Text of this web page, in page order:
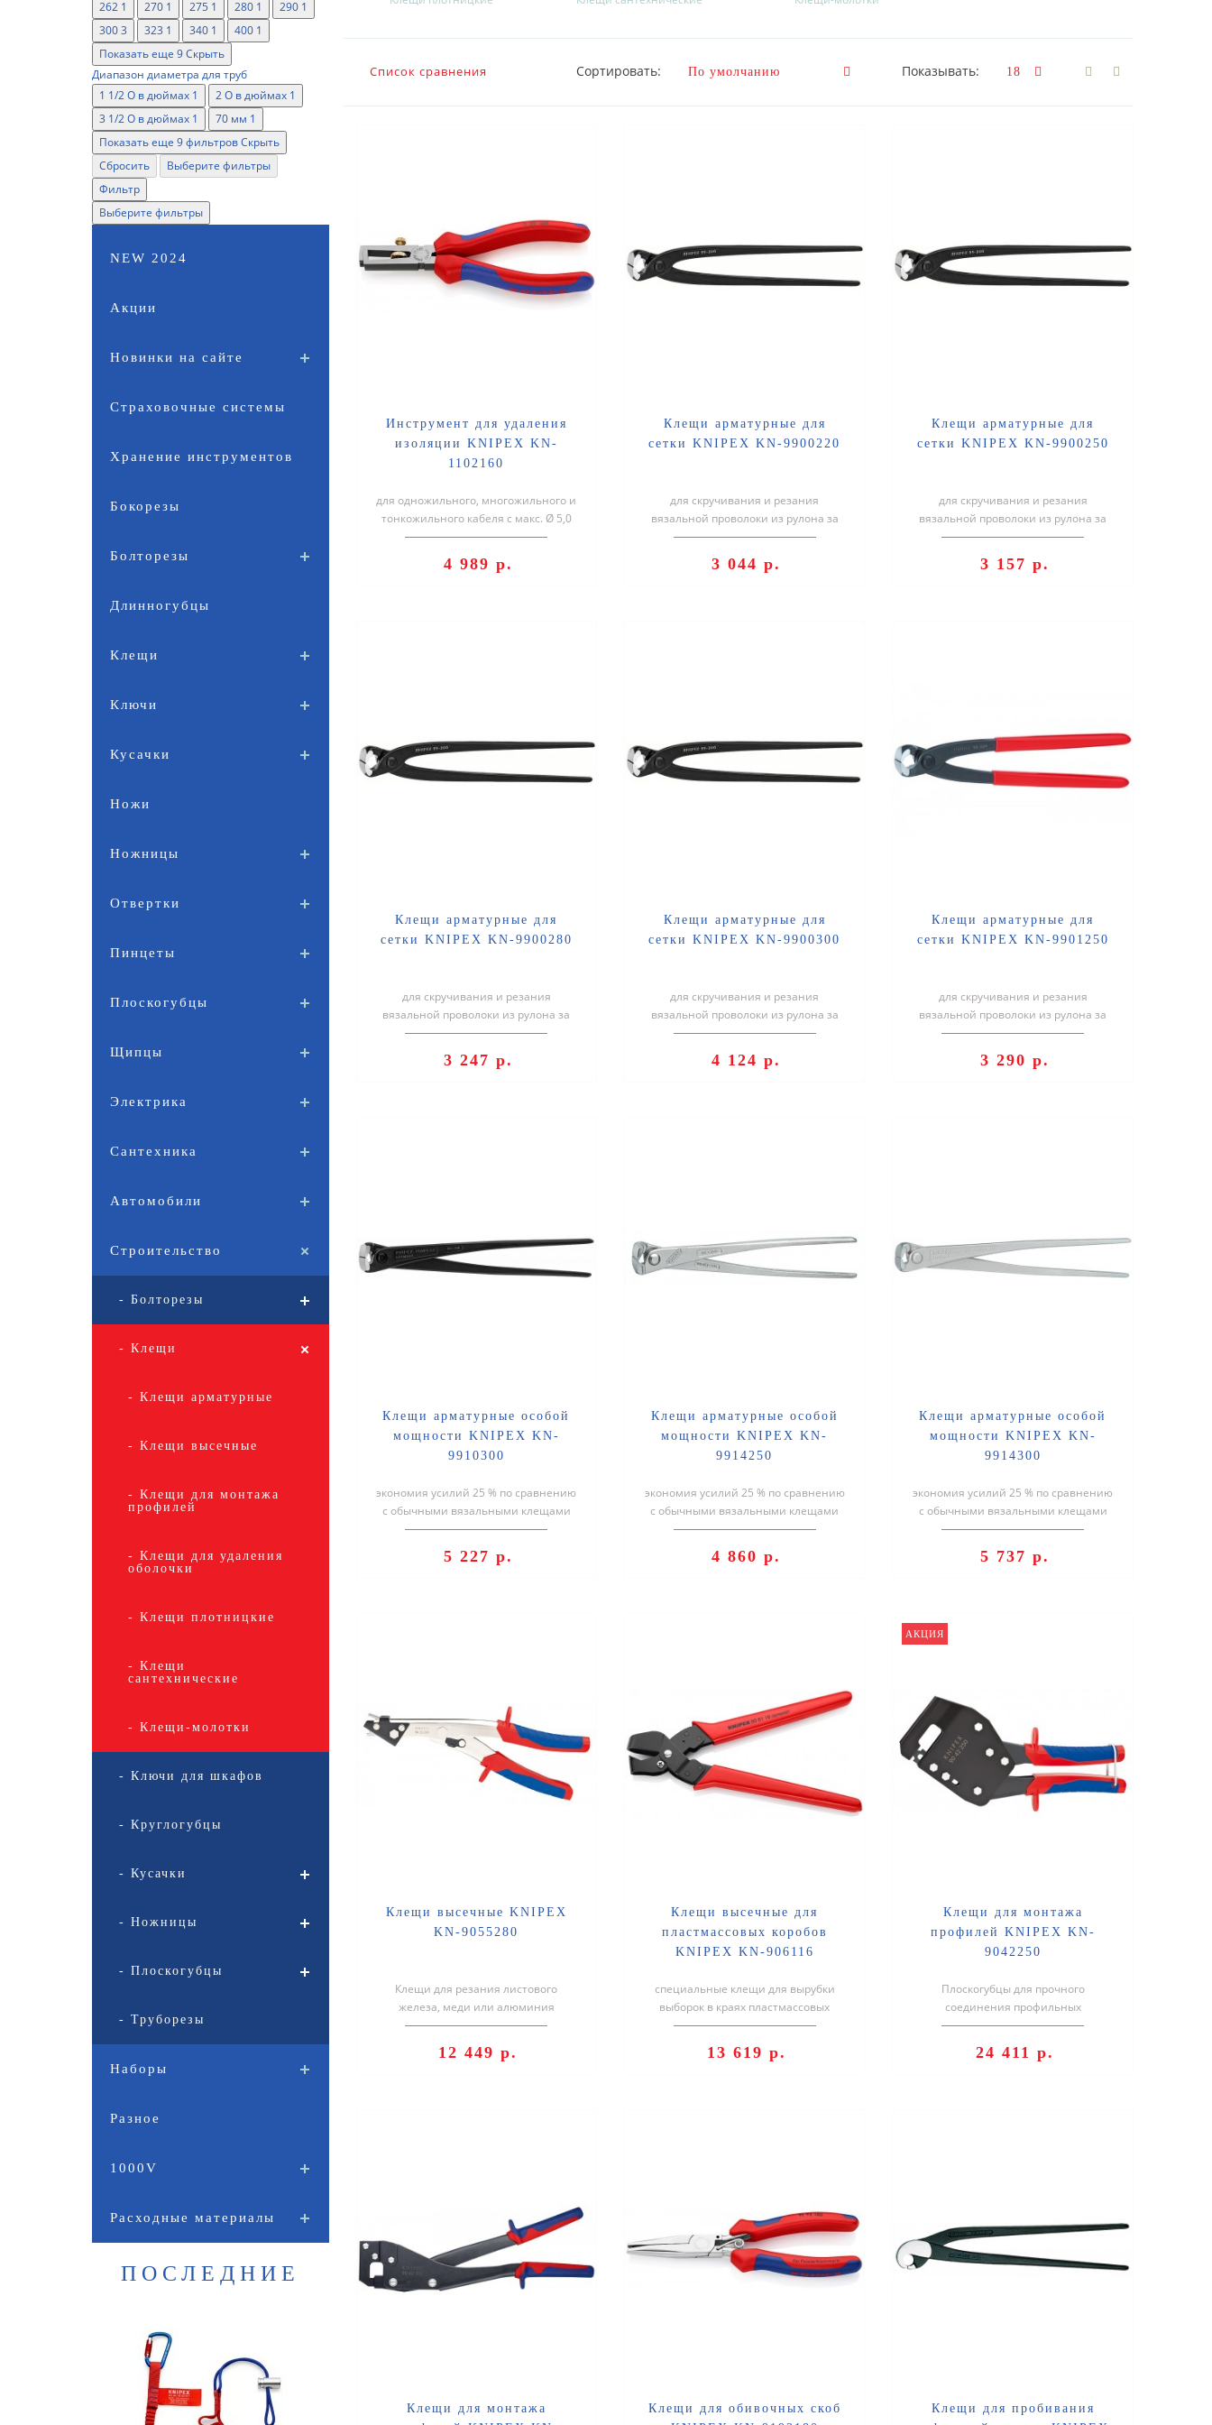
262 1 270 1 275 1 280 1 290 1
3003 323 1 340 1 400 1
Показать еще 9Скрыть
Диапазон диаметра для труб
1 1/2 O в дюймах 1 2 O в дюймах 1
3 1/2 O в дюймах 1 70 мм 1
Показать еще 9 фильтровСкрыть
Сбросить
Выберите фильтры
Фильтр
Выберите фильтры
NEW 2024
Акции
Новинки на сайте
Страховочные системы
Хранение инструментов
Бокорезы
Болторезы
Длинногубцы
Клещи
Ключи
Кусачки
Ножи
Ножницы
Отвертки
Пинцеты
Плоскогубцы
Щипцы
Электрика
Сантехника
Автомобили
Строительство
- Болторезы
- Клещи
- Клещи арматурные
- Клещи высечные
- Клещи для монтажа
профилей
- Клещи для удаления
оболочки
- Клещи плотницкие
- Клещи
сантехнические
- Клещи-молотки
- Ключи для шкафов
- Круглогубцы
- Кусачки
- Ножницы
- Плоскогубцы
- Труборезы
Наборы
Разное
1000V
Расходные материалы
ПОСЛЕДНИЕ
Список сравнения Сортировать: Показывать:
Инструмент для удаления
изоляции KNIPEX KN-
1102160
для одножильного, многожильного и
тонкожильного кабеля с макс. Ø 5,0
мм или поперечным сечением про..
4 989 р.
Клещи арматурные для
сетки KNIPEX KN-9900220
для скручивания и резания
вязальной проволоки из рулона за
один рабочий ход: быстро, надежно и
3 044 р.
Клещи арматурные для
сетки KNIPEX KN-9900250
для скручивания и резания
вязальной проволоки из рулона за
один рабочий ход: быстро, надежно и
3 157 р.
Клещи арматурные для
сетки KNIPEX KN-9900280
для скручивания и резания
вязальной проволоки из рулона за
один рабочий ход: быстро, надежно и
3 247 р.
Клещи арматурные для
сетки KNIPEX KN-9900300
для скручивания и резания
вязальной проволоки из рулона за
один рабочий ход: быстро, надежно и
4 124 р.
Клещи арматурные для
сетки KNIPEX KN-9901250
для скручивания и резания
вязальной проволоки из рулона за
один рабочий ход: быстро, надежно и
3 290 р.
Клещи арматурные особой
мощности KNIPEX KN-
9910300
экономия усилий 25 % по сравнению
с обычными вязальными клещами
того же размера также для связки гл..
5 227 р.
Клещи арматурные особой
мощности KNIPEX KN-
9914250
экономия усилий 25 % по сравнению
с обычными вязальными клещами
того же размера также для связки ..
4 860 р.
Клещи арматурные особой
мощности KNIPEX KN-
9914300
экономия усилий 25 % по сравнению
с обычными вязальными клещами
того же размера также для связки гл..
5 737 р.
Клещи высечные KNIPEX
KN-9055280
Клещи для резания листового
железа, меди или алюминия
толщиной максимум 1,2 мм,
12 449 р.
Клещи высечные для
пластмассовых коробов
KNIPEX KN-906116
специальные клещи для вырубки
выборок в краях пластмассовых
коробов при электромонтаже и
13 619 р.
АКЦИЯ
Клещи для монтажа
профилей KNIPEX KN-
9042250
Плоскогубцы для прочного
соединения профильных
металлических листов, применяемых
24 411 р.
Клещи для монтажа
Клещи для обивочных скоб
Клещи для пробивания